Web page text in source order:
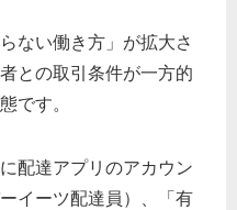
ない働き方」が拡大さ
との取引条件が一方的
です。
配達アプリのアカウン
イーツ配達員）、「有